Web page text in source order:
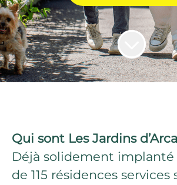
Qui sont Les Jardins
Déjà solidement implanté
de 115 résidences services